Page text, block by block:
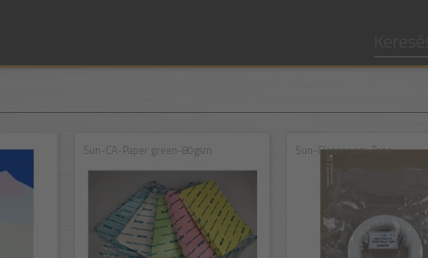
Sun-CA-Paper green-80gsm Sun-Cleanroom-Tape